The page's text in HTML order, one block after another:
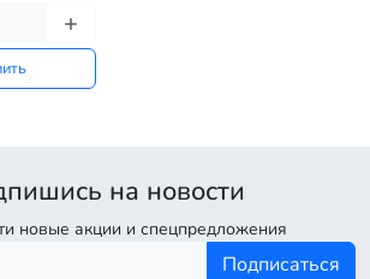
на новости
новые акции и спецпредложения
Подписаться